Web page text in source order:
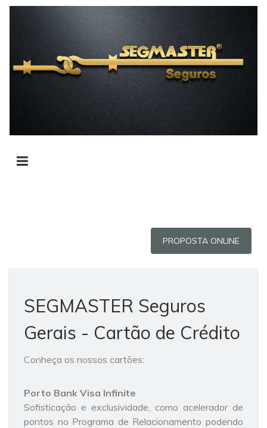
PROPOSTA ONLINE
SEGMASTER Seguros
Gerais - Cartão de Crédito
Conheça os nossos cartões:
Porto Bank Visa Infinite
Sofisticação e exclusividade, como acelerador de
pontos no Programa de Relacionamento podendo